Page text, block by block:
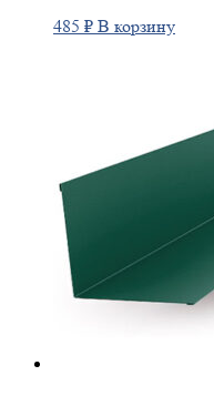
485 ₽ В корзину